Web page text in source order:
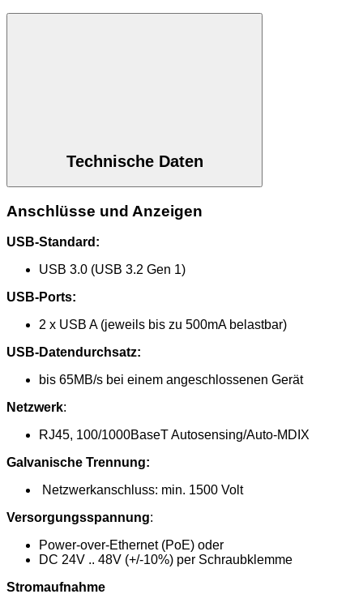
Technische Daten
Anschlüsse und Anzeigen
USB-Standard:
USB 3.0 (USB 3.2 Gen 1)
USB-Ports:
2 x USB A (jeweils bis zu 500mA belastbar)
USB-Datendurchsatz:
bis 65MB/s bei einem angeschlossenen Gerät
Netzwerk:
RJ45, 100/1000BaseT Autosensing/Auto-MDIX
Galvanische Trennung:
Netzwerkanschluss: min. 1500 Volt
Versorgungsspannung:
Power-over-Ethernet (PoE) oder
DC 24V .. 48V (+/-10%) per Schraubklemme
Stromaufnahme